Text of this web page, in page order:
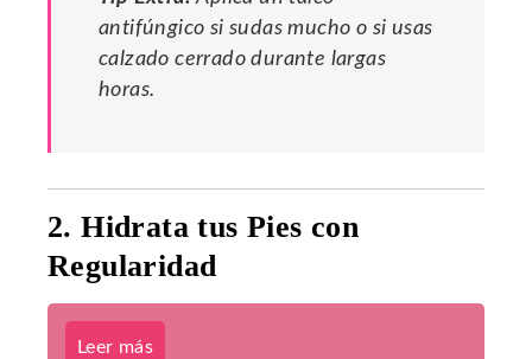
antifúngico si sudas mucho o si usas
calzado cerrado durante largas
horas.
2. Hidrata tus Pies con
Regularidad
Leer más